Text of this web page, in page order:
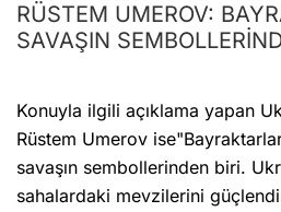
RÜSTEM UMEROV:
SAVAŞIN
Konuyla ilgili açıklama yapan
Rüstem Umerov
savaşın sembollerinden biri.
sahalardaki mevzilerini